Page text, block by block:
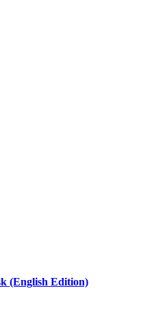
(English Edition)